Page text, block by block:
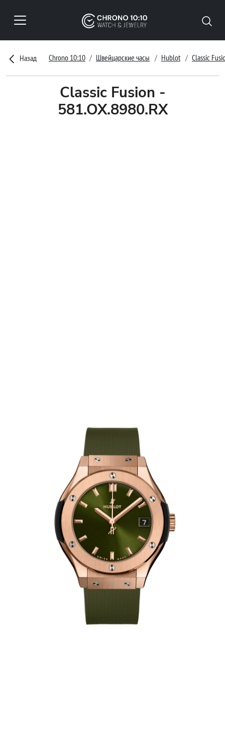
Назад Chrono 10:10 Швейцарские часы Hublot Classic
Classic Fusion -
581.OX.8980.RX